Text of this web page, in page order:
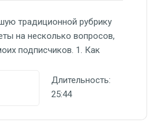
традиционной рубрику
на несколько вопросов,
подписчиков. 1. Как
более высокого
на слова девушки «Какой
к сексу? 5. Как…
Длительность:
25:44